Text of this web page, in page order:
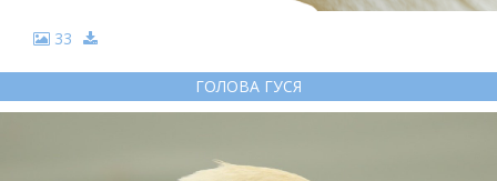
33
ГОЛОВА ГУСЯ